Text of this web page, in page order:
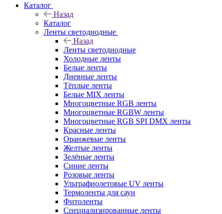
Каталог
Назад
Каталог
Ленты светодиодные
Назад
Ленты светодиодные
Холодные ленты
Белые ленты
Дневные ленты
Тёплые ленты
Белые MIX ленты
Многоцветные RGB ленты
Многоцветные RGBW ленты
Многоцветные RGB SPI DMX ленты
Красные ленты
Оранжевые ленты
Желтые ленты
Зелёные ленты
Синие ленты
Розовые ленты
Ультрафиолетовые UV ленты
Термоленты для саун
Фитоленты
Специализированные ленты